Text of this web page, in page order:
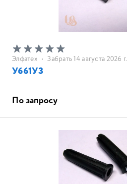
Элфатех • Забрать 14 августа 2026 г.
У661УЗ
По запросу